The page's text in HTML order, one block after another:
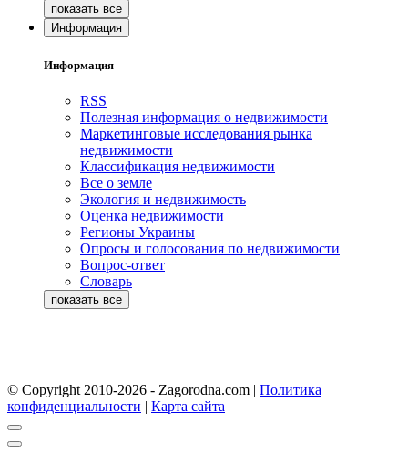
Информация
Информация
RSS
Полезная информация о недвижимости
Маркетинговые исследования рынка
недвижимости
Классификация недвижимости
Все о земле
Экология и недвижимость
Оценка недвижимости
Регионы Украины
Опросы и голосования по недвижимости
Вопрос-ответ
Словарь
© Copyright 2010-2026 - Zagorodna.com | Политика
конфиденциальности | Карта сайта